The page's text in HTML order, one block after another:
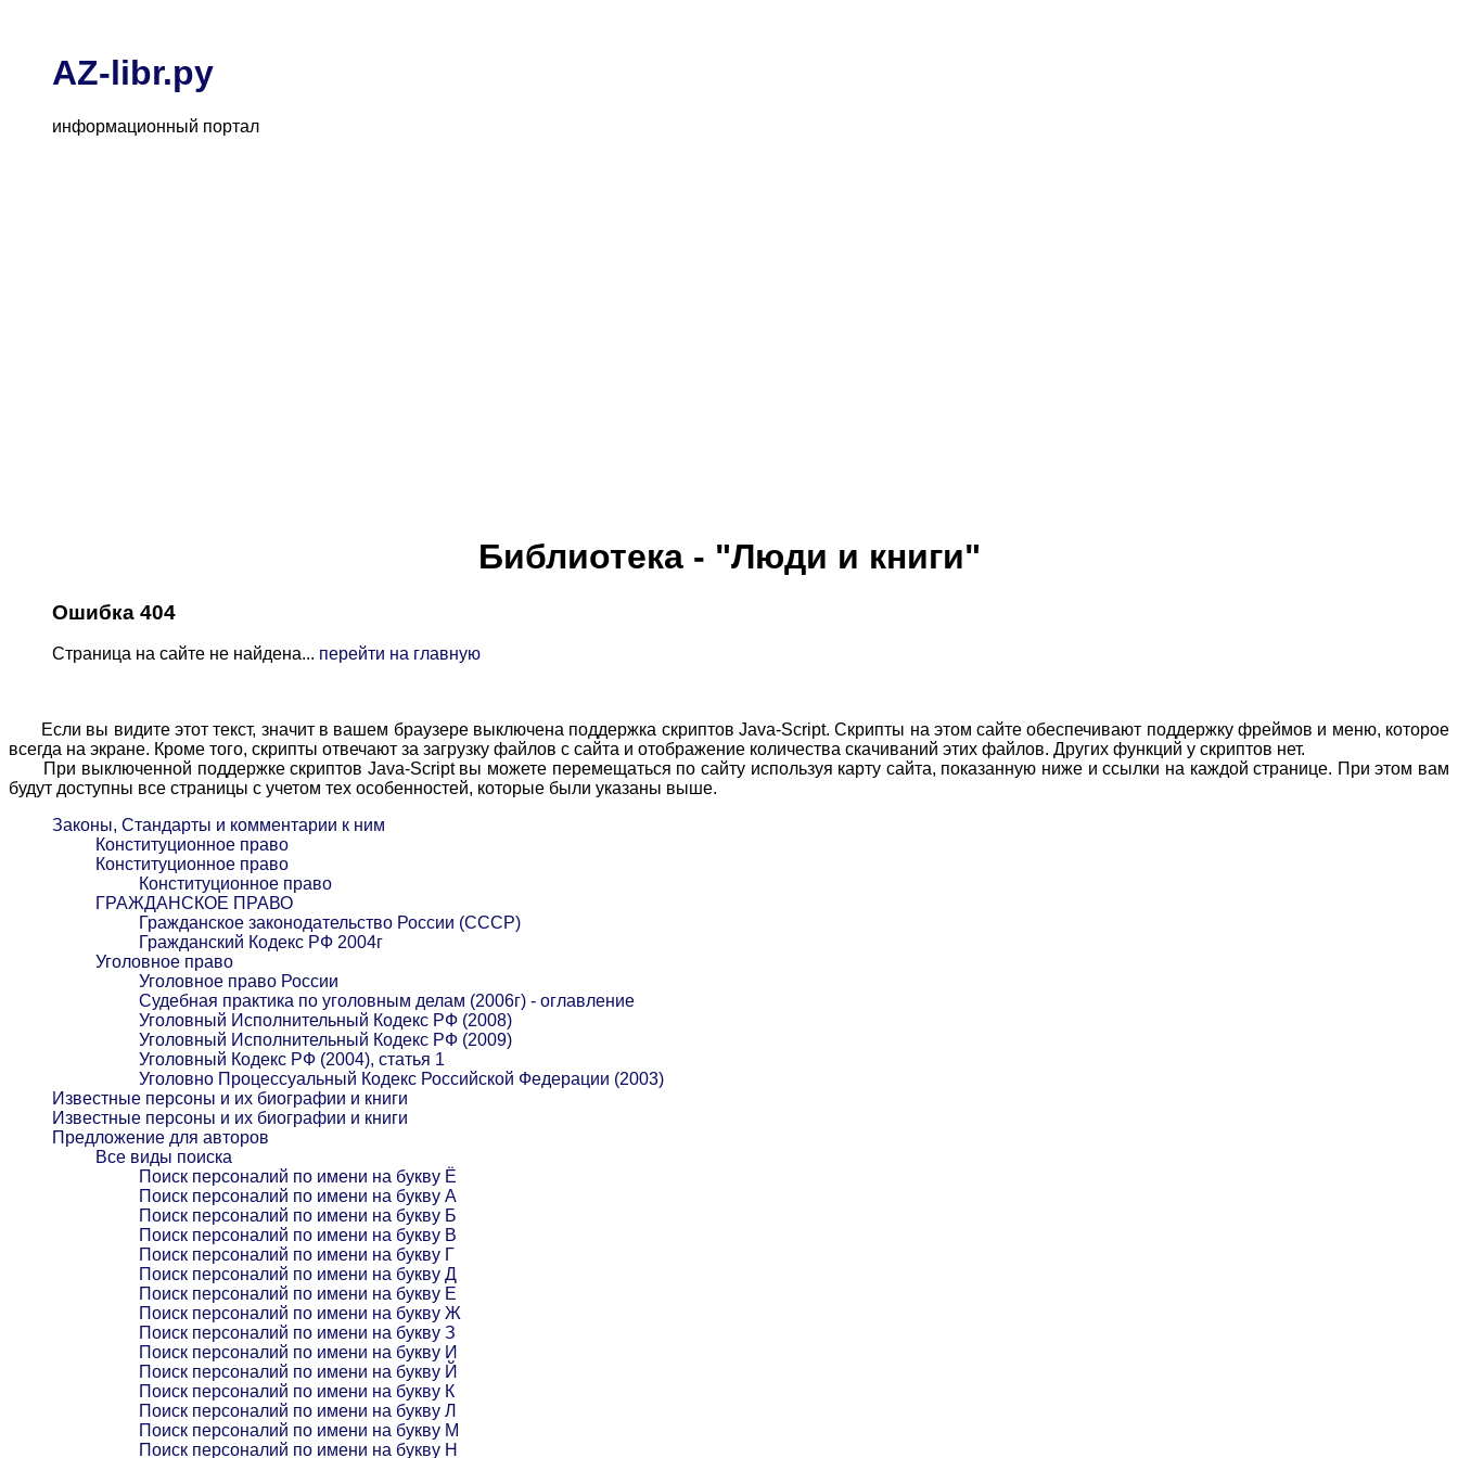
AZ-libr.ру
информационный портал
Библиотека - "Люди и книги"
Ошибка 404
Страница на сайте не найдена... перейти на главную
Если вы видите этот текст, значит в вашем браузере выключена поддержка скриптов Java-Script. Скрипты на этом сайте обеспечивают поддержку фреймов и меню, которое
всегда на экране. Кроме того, скрипты отвечают за загрузку файлов с сайта и отображение количества скачиваний этих файлов. Других функций у скриптов нет.
При выключенной поддержке скриптов Java-Script вы можете перемещаться по сайту используя карту сайта, показанную ниже и ссылки на каждой странице. При этом вам
будут доступны все страницы с учетом тех особенностей, которые были указаны выше.
Законы, Стандарты и комментарии к ним
Конституционное право
Конституционное право
Конституционное право
ГРАЖДАНСКОЕ ПРАВО
Гражданское законодательство России (СССР)
Гражданский Кодекс РФ 2004г
Уголовное право
Уголовное право России
Судебная практика по уголовным делам (2006г) - оглавление
Уголовный Исполнительный Кодекс РФ (2008)
Уголовный Исполнительный Кодекс РФ (2009)
Уголовный Кодекс РФ (2004), статья 1
Уголовно Процессуальный Кодекс Российской Федерации (2003)
Известные персоны и их биографии и книги
Известные персоны и их биографии и книги
Предложение для авторов
Все виды поиска
Поиск персоналий по имени на букву Ё
Поиск персоналий по имени на букву А
Поиск персоналий по имени на букву Б
Поиск персоналий по имени на букву В
Поиск персоналий по имени на букву Г
Поиск персоналий по имени на букву Д
Поиск персоналий по имени на букву Е
Поиск персоналий по имени на букву Ж
Поиск персоналий по имени на букву З
Поиск персоналий по имени на букву И
Поиск персоналий по имени на букву Й
Поиск персоналий по имени на букву К
Поиск персоналий по имени на букву Л
Поиск персоналий по имени на букву М
Поиск персоналий по имени на букву Н